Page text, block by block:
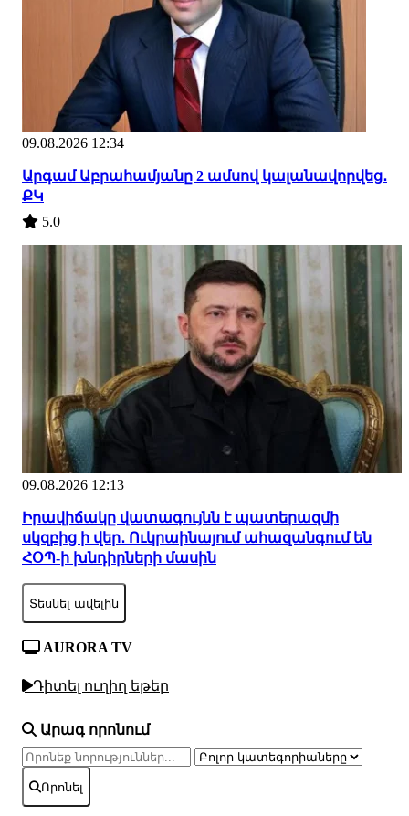
09.08.2026 12:34
Արգամ Աբրահամյանը 2 ամսով կալանավորվեց․
ՔԿ
5.0
09.08.2026 12:13
Իրավիճակը վատագույնն է պատերազմի
սկզբից ի վեր․ Ուկրաինայում ահազանգում են
ՀՕՊ-ի խնդիրների մասին
Տեսնել ավելին
AURORA TV
Դիտել ուղիղ եթեր
Արագ որոնում
Որոնել